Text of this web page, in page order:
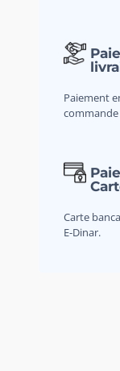
Paiement
commande
Carte
E-Dinar.